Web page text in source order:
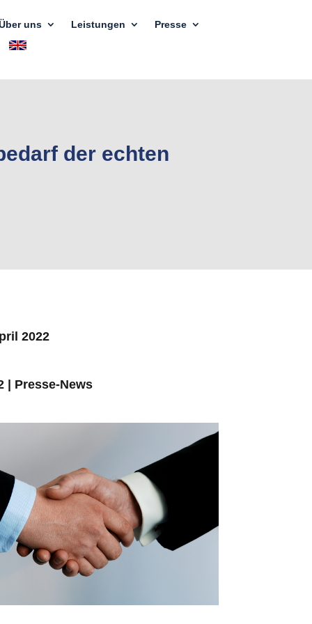
uns Leistungen Presse
der echten
2022
Presse-News